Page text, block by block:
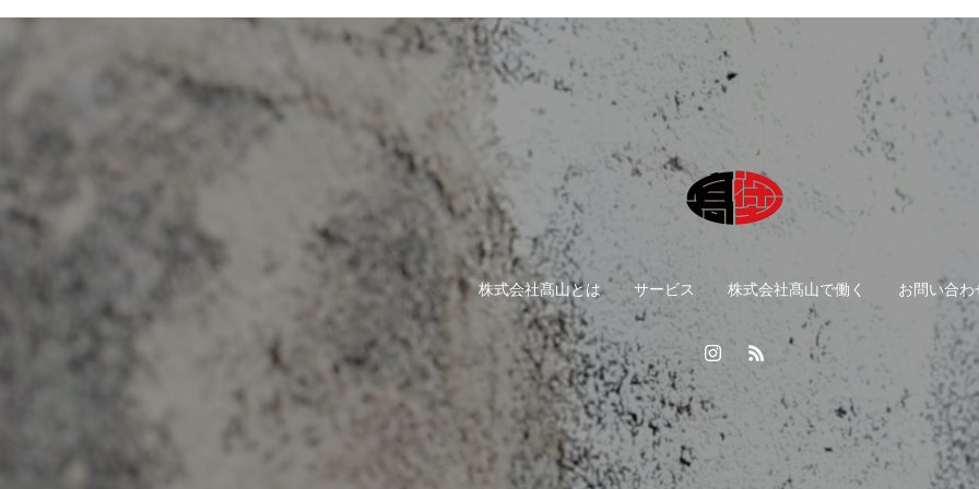
株式会社髙山とは サービス 株式会社髙山で働く お問い合わ